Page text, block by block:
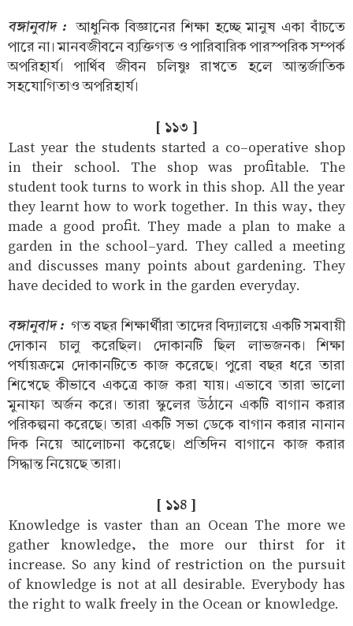
বঙ্গানুবাদ : আধুনিক বিজ্ঞানের শিক্ষা হচ্ছে মানুষ একা বাঁচতে
পারে না। মানবজীবনে ব্যক্তিগত ও পারিবারিক পারস্পরিক সম্পর্ক
অপরিহার্য। পার্থিব জীবন চলিষ্ণু রাখতে হলে আন্তর্জাতিক
সহযোগিতাও অপরিহার্য।
[ ১১৩ ]
Last year the students started a co-operative shop
in their school. The shop was profitable. The
student took turns to work in this shop. All the year
they learnt how to work together. In this way, they
made a good profit. They made a plan to make a
garden in the school-yard. They called a meeting
and discusses many points about gardening. They
have decided to work in the garden everyday.
বঙ্গানুবাদ : গত বছর শিক্ষার্থীরা তাদের বিদ্যালয়ে একটি সমবায়ী
দোকান চালু করেছিল। দোকানটি ছিল লাভজনক। শিক্ষা
পর্যায়ক্রমে দোকানটিতে কাজ করেছে। পুরো বছর ধরে তারা
শিখেছে কীভাবে একত্রে কাজ করা যায়। এভাবে তারা ভালো
মুনাফা অর্জন করে। তারা স্কুলের উঠানে একটি বাগান করার
পরিকল্পনা করেছে। তারা একটি সভা ডেকে বাগান করার নানান
দিক নিয়ে আলোচনা করেছে। প্রতিদিন বাগানে কাজ করার
সিদ্ধান্ত নিয়েছে তারা।
[ ১১৪ ]
Knowledge is vaster than an Ocean The more we
gather knowledge, the more our thirst for it
increase. So any kind of restriction on the pursuit
of knowledge is not at all desirable. Everybody has
the right to walk freely in the Ocean or knowledge.